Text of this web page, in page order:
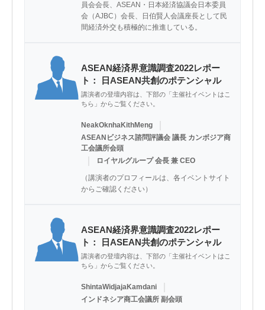
員会会長、ASEAN・日本経済協議会日本委員
会（AJBC）会長、日伯賢人会議座長として民
間経済外交も積極的に推進している。
ASEAN経済界意識調査2022レポー
ト： 日ASEAN共創のポテンシャル
講演者の登壇内容は、下部の「主催社イベントはこ
ちら」からご覧ください。
NeakOknhaKithMeng
ASEANビジネス諮問評議会 議長 カンボジア商
工会議所会頭
ロイヤルグループ 会長 兼 CEO
（講演者のプロフィールは、各イベントサイト
からご確認ください）
ASEAN経済界意識調査2022レポー
ト： 日ASEAN共創のポテンシャル
講演者の登壇内容は、下部の「主催社イベントはこ
ちら」からご覧ください。
ShintaWidjajaKamdani
インドネシア商工会議所 副会頭